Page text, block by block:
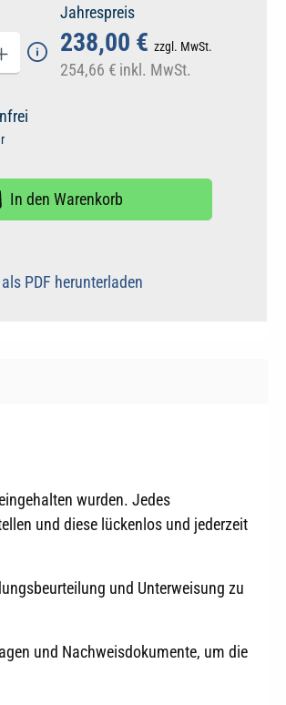
Jahrespreis
238,00 € zzgl. MwSt.
254,66 € inkl. MwSt.
In den Warenkorb
PDF herunterladen
wurden. Jedes
und diese lückenlos und jederzeit
und Unterweisung zu
und Nachweisdokumente, um die